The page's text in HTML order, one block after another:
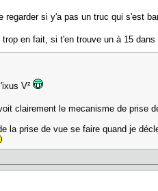
regarder si y'a pas un truc qui s'est
en fait, si t'en trouve un à 15
V²
clairement le mecanisme de prise
la prise de vue se faire quand je